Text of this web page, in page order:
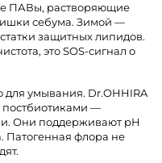
ПАВы, растворяющие
себума. Зимой —
защитных липидов.
это SOS-сигнал о
для умывания. Dr.OHHIRA
постбиотиками —
Они поддерживают pH
Патогенная флора не